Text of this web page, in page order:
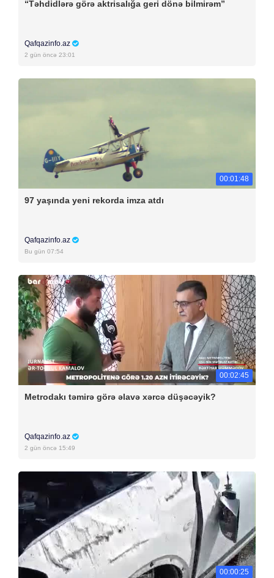
“Təhdidlərə görə aktrisalığa geri dönə bilmirəm”
Qafqazinfo.az
2 gün öncə 23:01
00:01:48
97 yaşında yeni rekorda imza atdı
Qafqazinfo.az
Bu gün 07:54
00:02:45
Metrodakı təmirə görə əlavə xərcə düşəcəyik?
Qafqazinfo.az
2 gün öncə 15:49
00:00:25